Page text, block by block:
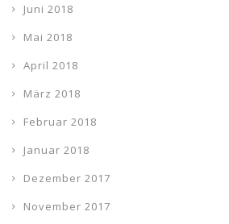
Juni 2018
Mai 2018
April 2018
März 2018
Februar 2018
Januar 2018
Dezember 2017
November 2017